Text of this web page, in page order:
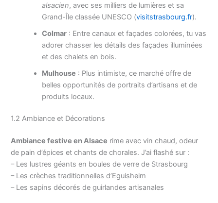
alsacien, avec ses milliers de lumières et sa
Grand-Île classée UNESCO (visitstrasbourg.fr).
Colmar : Entre canaux et façades colorées, tu vas
adorer chasser les détails des façades illuminées
et des chalets en bois.
Mulhouse : Plus intimiste, ce marché offre de
belles opportunités de portraits d’artisans et de
produits locaux.
1.2 Ambiance et Décorations
Ambiance festive en Alsace rime avec vin chaud, odeur
de pain d’épices et chants de chorales. J’ai flashé sur :
– Les lustres géants en boules de verre de Strasbourg
– Les crèches traditionnelles d’Eguisheim
– Les sapins décorés de guirlandes artisanales